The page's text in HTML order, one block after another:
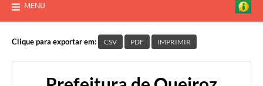
MENU
Clique para exportar em: CSV PDF IMPRIMIR